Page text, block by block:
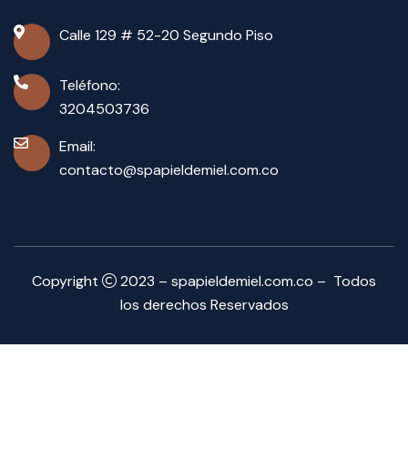
Calle 129 # 52-20 Segundo Piso
Teléfono:
3204503736
Email:
contacto@spapieldemiel.com.co
Copyright
2023 – spapieldemiel.com.co – Todos
los derechos Reservados